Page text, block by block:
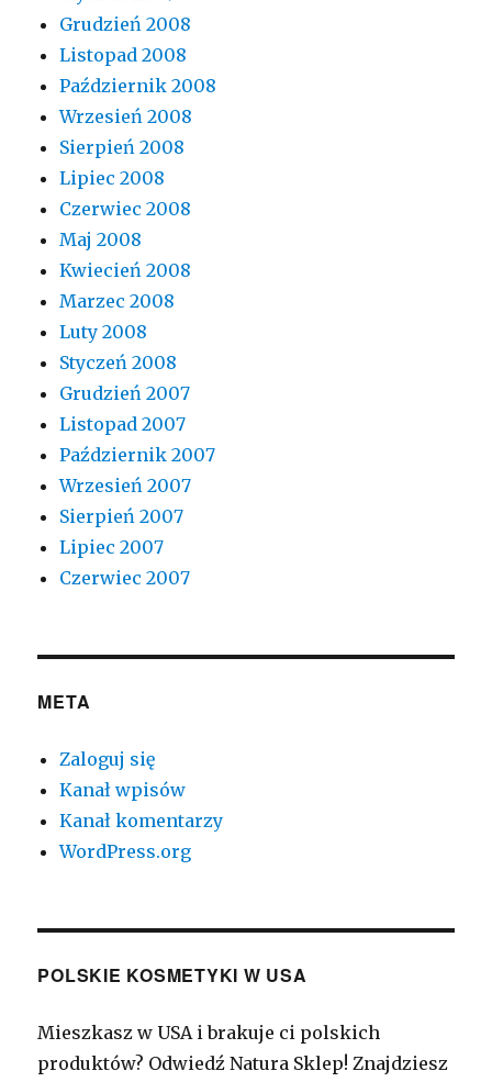
Grudzień 2008
Listopad 2008
Październik 2008
Wrzesień 2008
Sierpień 2008
Lipiec 2008
Czerwiec 2008
Maj 2008
Kwiecień 2008
Marzec 2008
Luty 2008
Styczeń 2008
Grudzień 2007
Listopad 2007
Październik 2007
Wrzesień 2007
Sierpień 2007
Lipiec 2007
Czerwiec 2007
META
Zaloguj się
Kanał wpisów
Kanał komentarzy
WordPress.org
POLSKIE KOSMETYKI W USA
Mieszkasz w USA i brakuje ci polskich
produktów? Odwiedź Natura Sklep! Znajdziesz